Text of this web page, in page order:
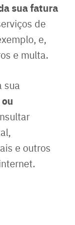
sua fatura
de
e,
e multa.
sua
e outros